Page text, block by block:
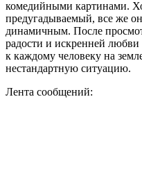
комедийными картинами.
предугадываемый, все же
динамичным. После
радости и искренней
к каждому человеку на
нестандартную ситуацию.
Лента сообщений: